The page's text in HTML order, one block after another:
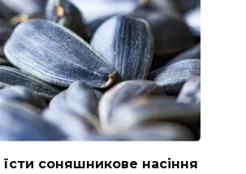
соняшникове насіння